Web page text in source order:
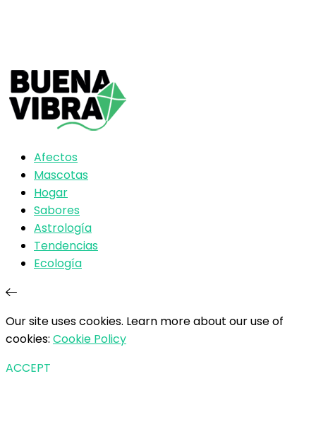
Afectos
Mascotas
Hogar
Sabores
Astrología
Tendencias
Ecología
Our site uses cookies. Learn more about our use of
cookies: Cookie Policy
ACCEPT